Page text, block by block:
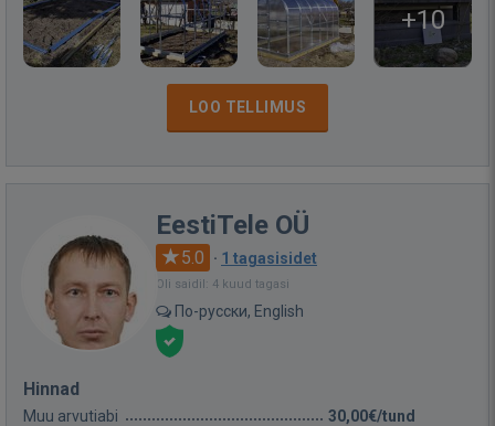
+10
LOO TELLIMUS
EestiTele OÜ
5.0 · 1 tagasisidet
Oli saidil: 4 kuud tagasi
По-русски, English
Hinnad
Muu arvutiabi 30,00€/tund